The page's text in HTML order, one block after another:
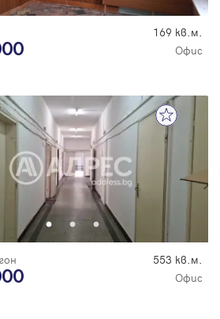
169 кв.м.
Офис
553 кв.м.
Офис